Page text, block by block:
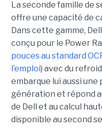
La seconde famille de
offre une capacité de
Dans cette gamme,
conçu pour le Power
pouces au standard
l’emploi) avec du
embarque lui aussi une
génération et répond
de Dell et au calcul
disponible au second